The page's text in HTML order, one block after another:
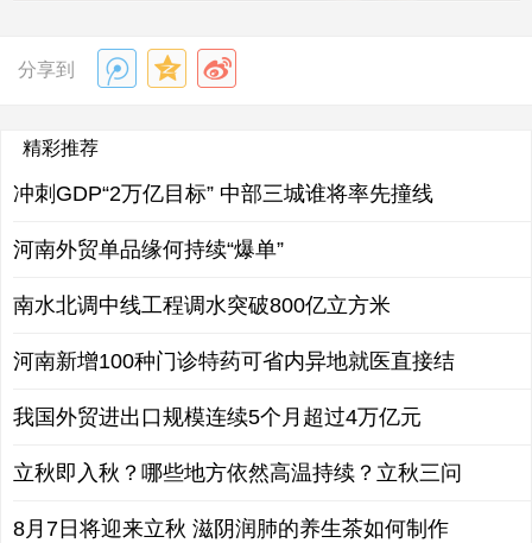
分享到
精彩推荐
冲刺GDP“2万亿目标” 中部三城谁将率先撞线
河南外贸单品缘何持续“爆单”
南水北调中线工程调水突破800亿立方米
河南新增100种门诊特药可省内异地就医直接结
我国外贸进出口规模连续5个月超过4万亿元
立秋即入秋？哪些地方依然高温持续？立秋三问
8月7日将迎来立秋 滋阴润肺的养生茶如何制作